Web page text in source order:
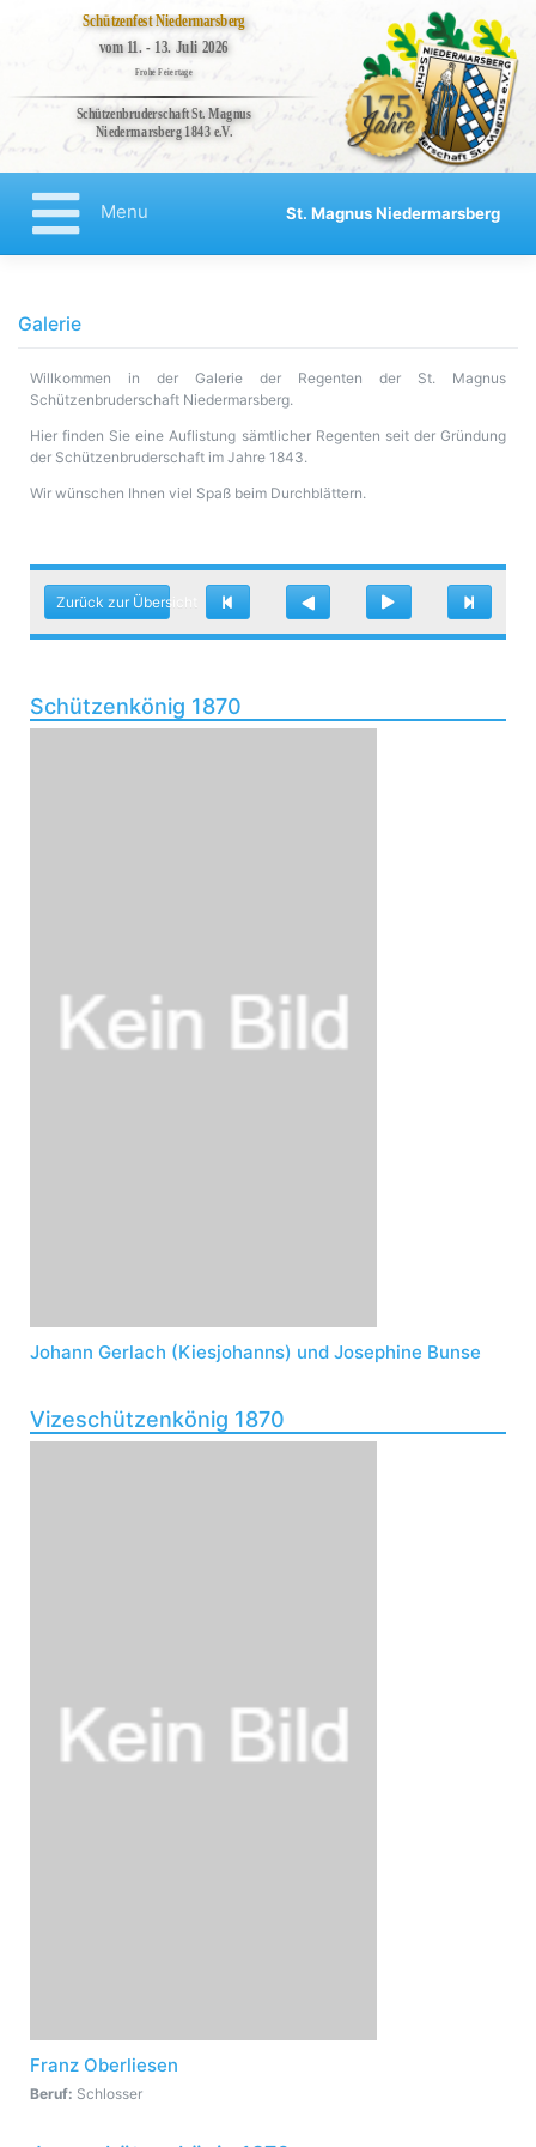
Bruderschaft
Kompanien
Impressum
Datenschutzerklärung
Schützenfest Niedermarsberg
vom 11. - 13. Juli 2026
Frohe Feiertage
Schützenbruderschaft St. Magnus
Niedermarsberg 1843 e.V.
Menu St. Magnus Niedermarsberg
Galerie
Willkommen in der Galerie der Regenten der St. Magnus
Schützenbruderschaft Niedermarsberg.
Hier finden Sie eine Auflistung sämtlicher Regenten seit der Gründung
der Schützenbruderschaft im Jahre 1843.
Wir wünschen Ihnen viel Spaß beim Durchblättern.
Zurück zur Übersicht
Schützenkönig 1870
Johann Gerlach (Kiesjohanns) und Josephine Bunse
Vizeschützenkönig 1870
Franz Oberliesen
Beruf: Schlosser